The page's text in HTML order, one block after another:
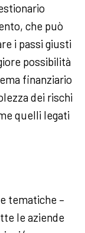
che può
i passi giusti
possibilità
finanziario
dei rischi
quelli legati
tematiche –
le aziende